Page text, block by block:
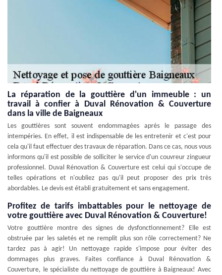
La réparation de la gouttière d'un immeuble : un
travail à confier à Duval Rénovation & Couverture
dans la ville de Baigneaux
Les gouttières sont souvent endommagées après le passage des
intempéries. En effet, il est indispensable de les entretenir et c'est pour
cela qu'il faut effectuer des travaux de réparation. Dans ce cas, nous vous
informons qu'il est possible de solliciter le service d'un couvreur zingueur
professionnel. Duval Rénovation & Couverture est celui qui s'occupe de
telles opérations et n'oubliez pas qu'il peut proposer des prix très
abordables. Le devis est établi gratuitement et sans engagement.
Profitez de tarifs imbattables pour le nettoyage de
votre gouttière avec Duval Rénovation & Couverture!
Votre gouttière montre des signes de dysfonctionnement? Elle est
obstruée par les saletés et ne remplit plus son rôle correctement? Ne
tardez pas à agir! Un nettoyage rapide s'impose pour éviter des
dommages plus graves. Faites confiance à Duval Rénovation &
Couverture, le spécialiste du nettoyage de gouttière à Baigneaux! Avec